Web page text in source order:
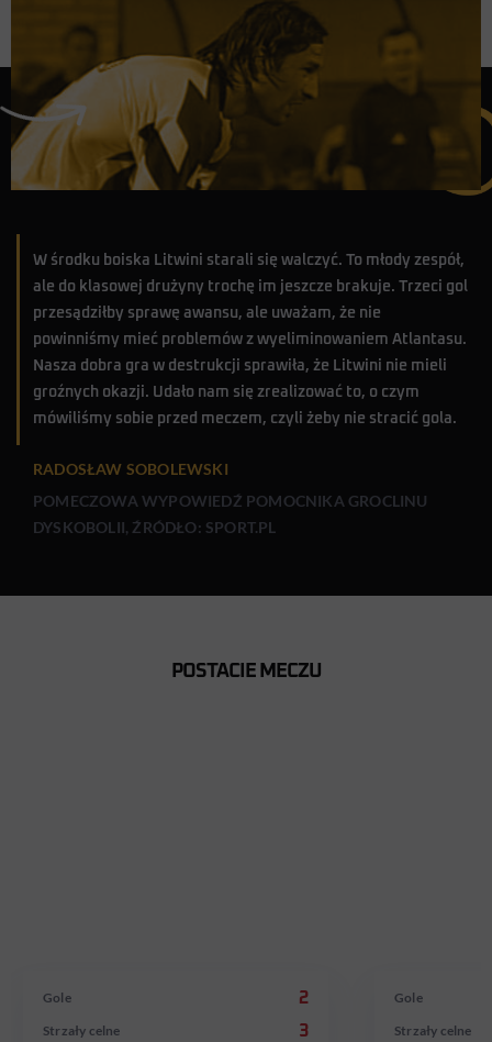
W środku boiska Litwini starali się walczyć. To młody zespół,
ale do klasowej drużyny trochę im jeszcze brakuje. Trzeci gol
przesądziłby sprawę awansu, ale uważam, że nie
powinniśmy mieć problemów z wyeliminowaniem Atlantasu.
Nasza dobra gra w destrukcji sprawiła, że Litwini nie mieli
groźnych okazji. Udało nam się zrealizować to, o czym
mówiliśmy sobie przed meczem, czyli żeby nie stracić gola.
RADOSŁAW SOBOLEWSKI
POMECZOWA WYPOWIEDŹ POMOCNIKA GROCLINU
DYSKOBOLII, ŹRÓDŁO: SPORT.PL
POSTACIE MECZU
Gole 2
Strzały celne 3
Gole
Strzały celne